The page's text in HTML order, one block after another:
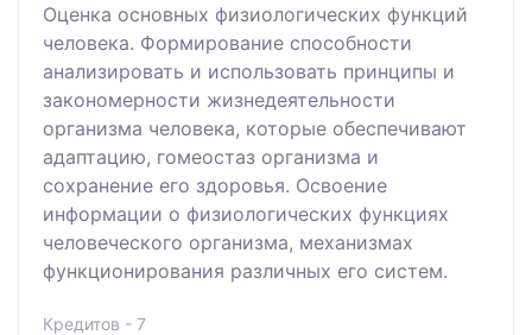
Оценка основных физиологических функций
человека. Формирование способности
анализировать и использовать принципы и
закономерности жизнедеятельности
организма человека, которые обеспечивают
адаптацию, гомеостаз организма и
сохранение его здоровья. Освоение
информации о физиологических функциях
человеческого организма, механизмах
функционирования различных его систем.
Кредитов - 7